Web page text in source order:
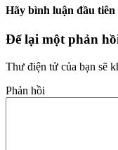
Hãy bình luận đầu tiên
Để lại một phản
Thư điện tử của bạn sẽ
Phản hồi